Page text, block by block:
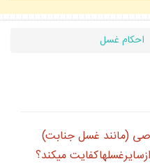
احكام غسل
(مانند غسل جنابت)
ميكند؟